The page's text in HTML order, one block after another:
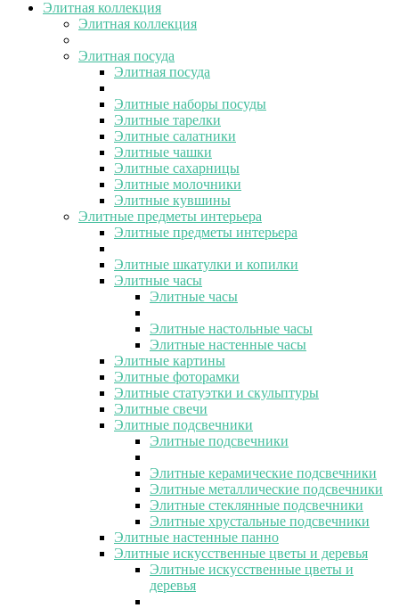
Элитная коллекция
Элитная коллекция
Элитная посуда
Элитная посуда
Элитные наборы посуды
Элитные тарелки
Элитные салатники
Элитные чашки
Элитные сахарницы
Элитные молочники
Элитные кувшины
Элитные предметы интерьера
Элитные предметы интерьера
Элитные шкатулки и копилки
Элитные часы
Элитные часы
Элитные настольные часы
Элитные настенные часы
Элитные картины
Элитные фоторамки
Элитные статуэтки и скульптуры
Элитные свечи
Элитные подсвечники
Элитные подсвечники
Элитные керамические подсвечники
Элитные металлические подсвечники
Элитные стеклянные подсвечники
Элитные хрустальные подсвечники
Элитные настенные панно
Элитные искусственные цветы и деревья
Элитные искусственные цветы и
деревья